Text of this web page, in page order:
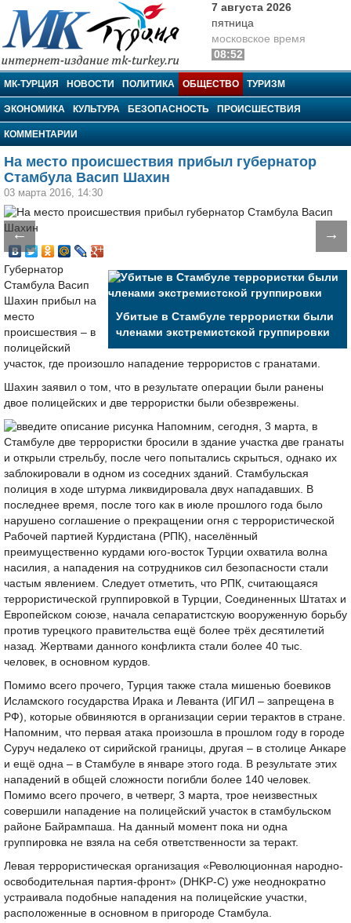
МК-Турция
7 августа 2026
пятница
московское время
08:52
МК-ТУРЦИЯ НОВОСТИ ПОЛИТИКА ОБЩЕСТВО ТУРИЗМ
ЭКОНОМИКА КУЛЬТУРА БЕЗОПАСНОСТЬ ПРОИСШЕСТВИЯ
КОММЕНТАРИИ
На место происшествия прибыл губернатор
Стамбула Васип Шахин
03 марта 2016, 14:30
← →
Убитые в Стамбуле террористки были
членами экстремистской группировки
Губернатор
Стамбула Васип
Шахин прибыл на
место
происшествия – в
полицейский
участок, где произошло нападение террористов с гранатами.
Шахин заявил о том, что в результате операции были ранены
двое полицейских и две террористки были обезврежены.
Напомним, сегодня, 3 марта, в
Стамбуле две террористки бросили в здание участка две гранаты
и открыли стрельбу, после чего попытались скрыться, однако их
заблокировали в одном из соседних зданий. Стамбульская
полиция в ходе штурма ликвидировала двух нападавших. В
последнее время, после того как в июле прошлого года было
нарушено соглашение о прекращении огня с террористической
Рабочей партией Курдистана (РПК), населённый
преимущественно курдами юго-восток Турции охватила волна
насилия, а нападения на сотрудников сил безопасности стали
частым явлением. Следует отметить, что РПК, считающаяся
террористической группировкой в Турции, Соединенных Штатах и
Европейском союзе, начала сепаратистскую вооруженную борьбу
против турецкого правительства ещё более трёх десятилетий
назад. Жертвами данного конфликта стали более 40 тыс.
человек, в основном курдов.
Помимо всего прочего, Турция также стала мишенью боевиков
Исламского государства Ирака и Леванта (ИГИЛ – запрещена в
РФ), которые обвиняются в организации серии терактов в стране.
Напомним, что первая атака произошла в прошлом году в городе
Суруч недалеко от сирийской границы, другая – в столице Анкаре
и ещё одна – в Стамбуле в январе этого года. В результате этих
нападений в общей сложности погибли более 140 человек.
Помимо всего прочего, в четверг, 3 марта, трое неизвестных
совершили нападение на полицейский участок в стамбульском
районе Байрампаша. На данный момент пока ни одна
группировка не взяла на себя ответственности за теракт.
Левая террористическая организация «Революционная народно-
освободительная партия-фронт» (DHKP-C) уже неоднократно
устраивала подобные нападения на полицейские участки,
расположенные в основном в пригороде Стамбула.